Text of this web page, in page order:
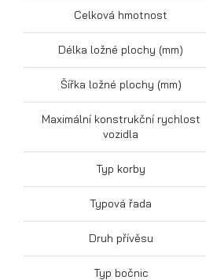
Sklápěcí
Celková hmotnost
Délka ložné plochy (mm)
Šířka ložné plochy (mm)
Maximální konstrukční rychlost
vozidla
Typ korby
Typová řada
Druh přívěsu
Typ bočnic